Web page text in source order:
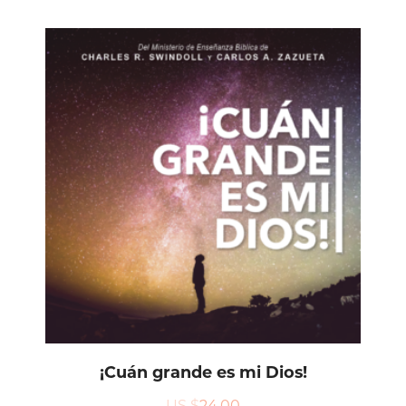
¡Cuán grande es mi Dios!